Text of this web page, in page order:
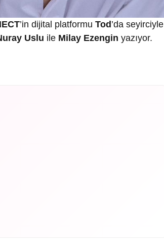
’in dijital platformu Tod’da seyirciyle
Uslu ile Milay Ezengin yazıyor.